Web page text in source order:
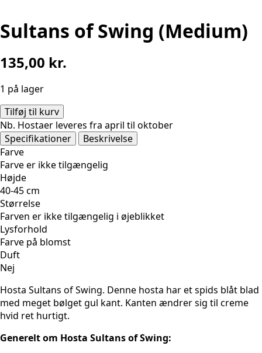
Sultans of Swing (Medium)
135,00 kr.
1 på lager
Sultans
of
Swing
(Medium)
antal
Tilføj til kurv
Nb. Hostaer leveres fra april til oktober
Specifikationer
Beskrivelse
Farve
Farve er ikke tilgængelig
Højde
40-45 cm
Størrelse
Farven er ikke tilgængelig i øjeblikket
Lysforhold
Farve på blomst
Duft
Nej
Hosta Sultans of Swing. Denne hosta har et spids blåt blad
med meget bølget gul kant. Kanten ændrer sig til creme
hvid ret hurtigt.
Generelt om Hosta Sultans of Swing: